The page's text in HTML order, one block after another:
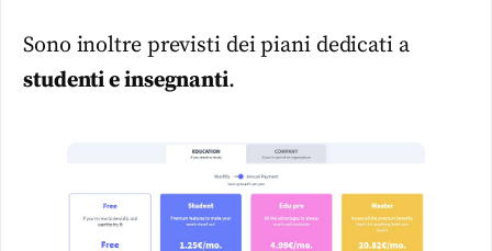
Sono inoltre previsti dei piani dedicati a
studenti e insegnanti.